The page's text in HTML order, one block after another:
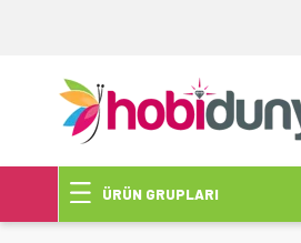
ÜRÜN GRUPLARI